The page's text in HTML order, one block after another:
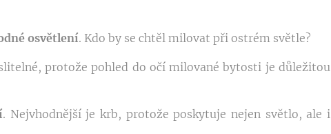
osvětlení. Kdo by se chtěl milovat při ostrém světle?
protože pohled do očí milované bytosti je důležitou
. Nejvhodnější je krb, protože poskytuje nejen světlo, ale i